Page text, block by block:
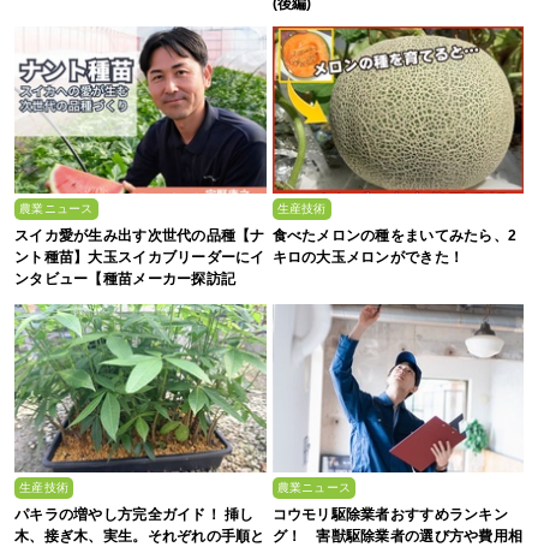
農業ニュース
スイカ愛が生み出す次世代の品種【ナ
ント種苗】大玉スイカブリーダーにイ
ンタビュー【種苗メーカー探訪記
Vol.4】
生産技術
食べたメロンの種をまいてみたら、2
キロの大玉メロンができた！
生産技術
パキラの増やし方完全ガイド！ 挿し
木、接ぎ木、実生。それぞれの手順と
農業ニュース
コウモリ駆除業者おすすめランキン
グ！ 害獣駆除業者の選び方や費用相